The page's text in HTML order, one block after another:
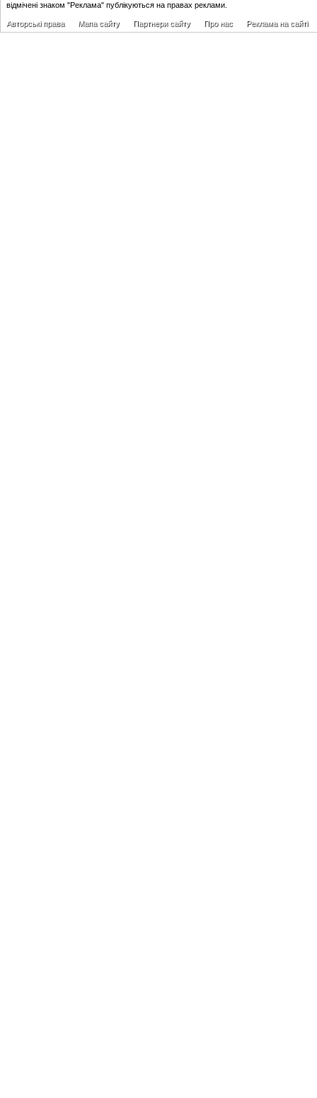
відмічені знаком "Реклама" публікуються на правах реклами.
Авторські права Мапа сайту Партнери сайту Про нас Реклама на сайті